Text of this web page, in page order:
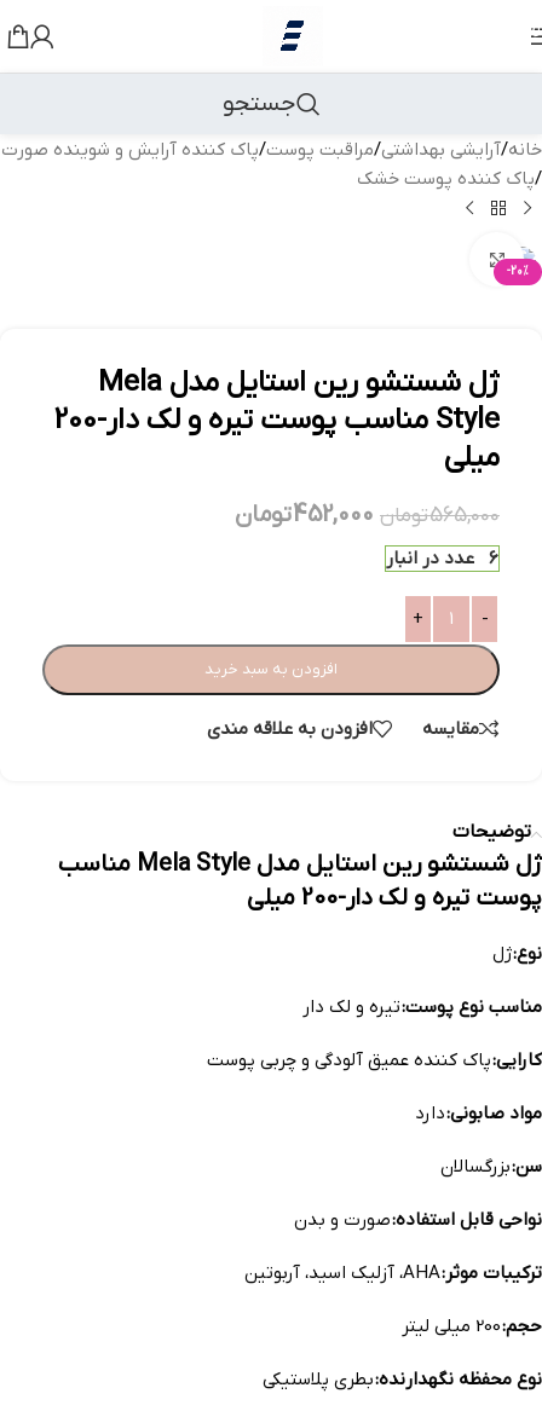
رد کردن به ناوبری
جستجو
خانه/آرایشی بهداشتی/مراقبت پوست/پاک کننده آرایش و شوینده صورت
/پاک کننده پوست خشک
-20%
ژل شستشو رین استایل مدل Mela
Style مناسب پوست تیره و لک دار-200
میلی
565,000تومان 452,000تومان
6 عدد در انبار
افزودن به سبد خرید
مقایسه افزودن به علاقه مندی
توضیحات
ژل شستشو رین استایل مدل Mela Style مناسب
پوست تیره و لک دار-200 میلی
نوع:ژل
مناسب نوع پوست:تیره و لک دار
کارایی:پاک کننده عمیق آلودگی‌ و چربی پوست
مواد صابونی:دارد
سن:بزرگسالان
نواحی قابل استفاده:صورت و بدن
ترکیبات موثر:AHA، آزلیک اسید، آربوتین
حجم:
نوع محفظه نگهدارنده:بطری پلاستیکی